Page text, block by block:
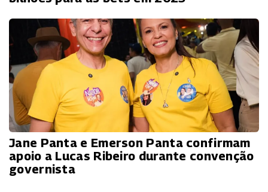
Jane Panta e Emerson Panta confirmam
apoio a Lucas Ribeiro durante convenção
governista